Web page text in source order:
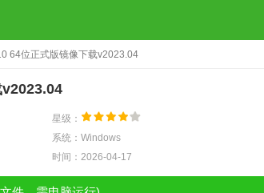
64位正式版镜像下载v2023.04
星级：
系统：Windows
时间：2026-04-17